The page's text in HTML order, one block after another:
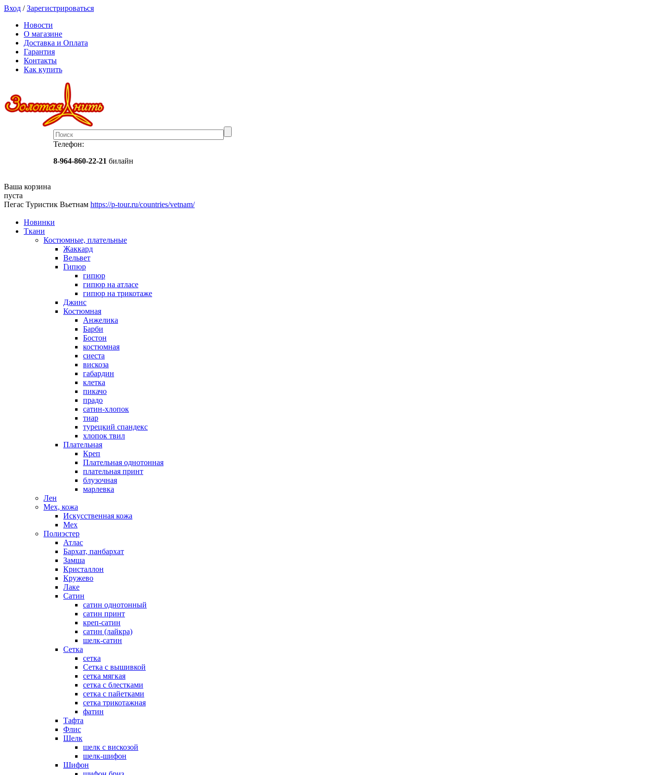
Вход /Зарегистрироваться
Новости
О магазине
Доставка и Оплата
Гарантия
Контакты
Как купить
Телефон:
8-964-860-22-21 билайн
Ваша корзина
пуста
Пегас Туристик Вьетнам https://p-tour.ru/countries/vetnam/
Новинки
Ткани
Костюмные, плательные
Жаккард
Вельвет
Гипюр
гипюр
гипюр на атласе
гипюр на трикотаже
Джинс
Костюмная
Анжелика
Барби
Бостон
костюмная
сиеста
вискоза
габардин
клетка
пикачо
прадо
сатин-хлопок
тиар
турецкий спандекс
хлопок твил
Плательная
Креп
Плательная однотонная
плательная принт
блузочная
марлевка
Лен
Мех, кожа
Искусственная кожа
Мех
Полиэстер
Атлас
Бархат, панбархат
Замша
Кристаллон
Кружево
Лаке
Сатин
сатин однотонный
сатин принт
креп-сатин
сатин (лайкра)
шелк-сатин
Сетка
сетка
Сетка с вышивкой
сетка мягкая
сетка с блестками
сетка с пайетками
сетка трикотажная
фатин
Тафта
Флис
Шелк
шелк с вискозой
шелк-шифон
Шифон